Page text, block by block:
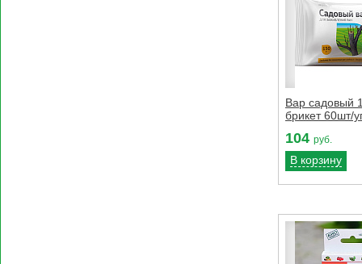
Вар садовый
брикет 60шт/
104 руб.
В корзину